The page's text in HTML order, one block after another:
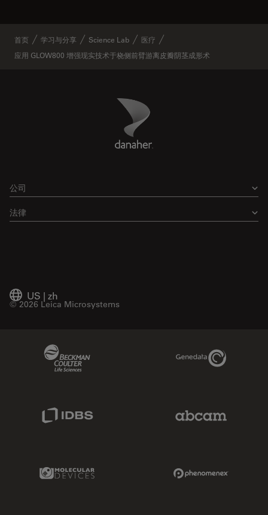
首页 学习与分享 Science Lab
医疗
应用 GLOW800 增强现实技术于桡侧前臂游离皮瓣阴茎成形术
Danaher Logo
公司
法律
US | zh
© 2026 Leica Microsystems
Genedata Link
Molecular Devices Link